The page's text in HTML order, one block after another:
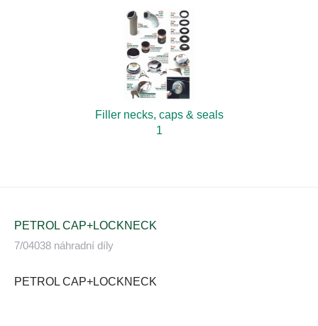
Filler necks, caps & seals
1
PETROL CAP+LOCKNECK
7/04038 náhradní díly
PETROL CAP+LOCKNECK